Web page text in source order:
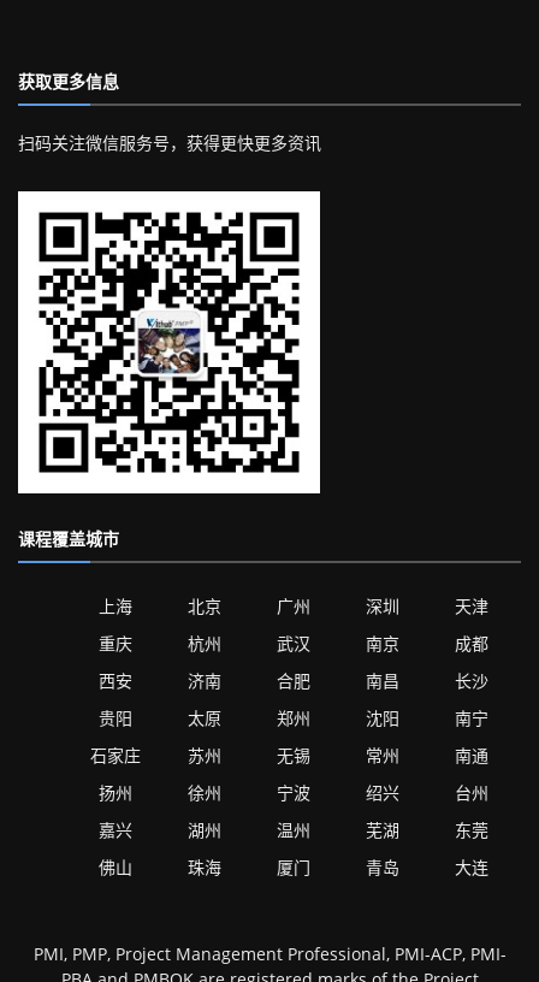
获取更多信息
扫码关注微信服务号，获得更快更多资讯
课程覆盖城市
上海 北京 广州 深圳
天津
重庆
杭州 武汉 南京
成都
西安
济南 合肥 南昌
长沙
贵阳
太原 郑州 沈阳
南宁
石家庄
苏州 无锡 常州
南通
扬州
徐州 宁波 绍兴
台州
嘉兴
湖州 温州 芜湖
东莞
佛山
珠海 厦门 青岛 大连
PMI, PMP, Project Management Professional, PMI-ACP, PMI-